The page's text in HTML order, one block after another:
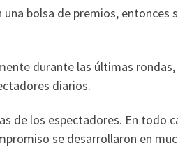
bolsa de premios, entonces
durante las últimas
diarios.
de los espectadores. En todo
se desarrollaron en